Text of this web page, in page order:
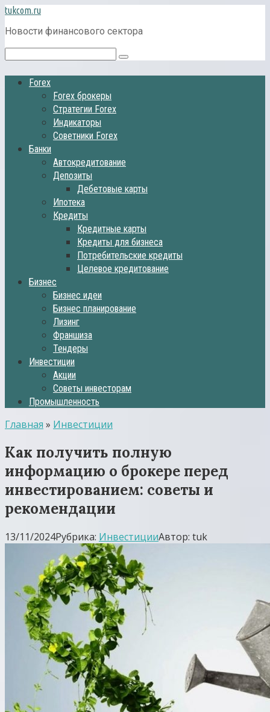
Перейти
к
контенту
tukcom.ru
Новости финансового сектора
Поиск:
Forex
Forex брокеры
Стратегии Forex
Индикаторы
Советники Forex
Банки
Автокредитование
Депозиты
Дебетовые карты
Ипотека
Кредиты
Кредитные карты
Кредиты для бизнеса
Потребительские кредиты
Целевое кредитование
Бизнес
Бизнес идеи
Бизнес планирование
Лизинг
Франшиза
Тендеры
Инвестиции
Акции
Советы инвесторам
Промышленность
Главная » Инвестиции
Как получить полную
информацию о брокере перед
инвестированием: советы и
рекомендации
13/11/2024Рубрика: ИнвестицииАвтор: tuk